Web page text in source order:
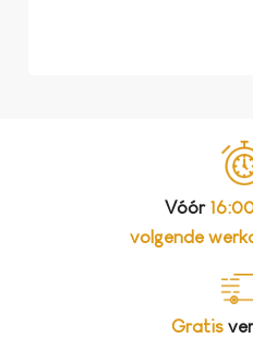
Vóór
volgende
Gratis